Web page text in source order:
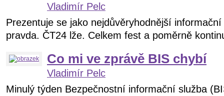
Vladimír Pelc
Prezentuje se jako nejdůvěryhodnější
pravda. ČT24 lže. Celkem fest a poměrně
Co mi ve zprávě BIS chybí
Vladimír Pelc
Minulý týden Bezpečnostní informační služba